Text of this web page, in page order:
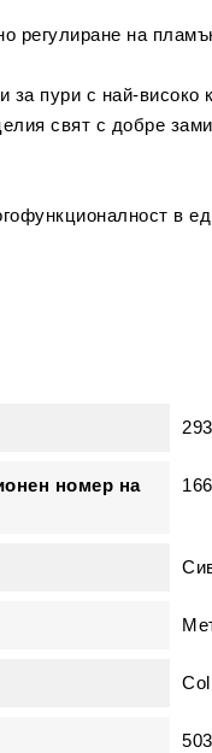
регулиране на
за пури с най-високо
свят с добре
в
номер на